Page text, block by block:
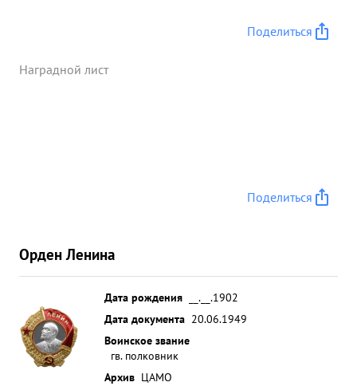
Поделиться
Наградной лист
Поделиться
Орден Ленина
Дата рождения
__.__.1902
Дата документа 20.06.1949
Воинское звание
гв. полковник
Архив ЦАМО